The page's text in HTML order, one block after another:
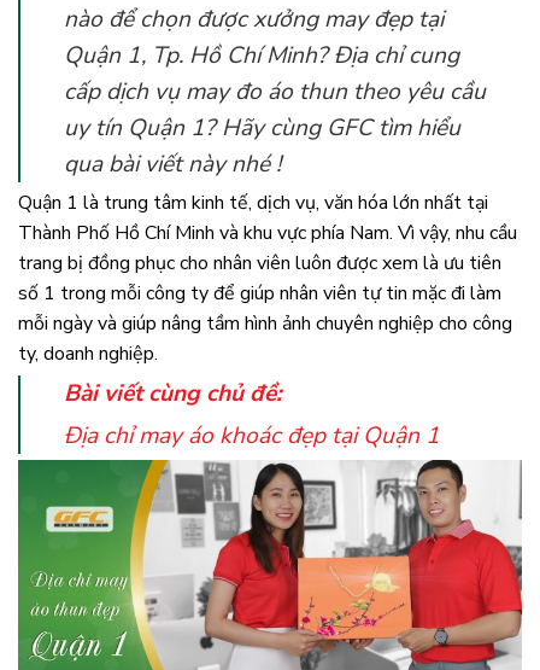
nào để chọn được xưởng may đẹp tại
Quận 1, Tp. Hồ Chí Minh? Địa chỉ cung
cấp dịch vụ may đo áo thun theo yêu cầu
uy tín Quận 1? Hãy cùng GFC tìm hiểu
qua bài viết này nhé !
Quận 1 là trung tâm kinh tế, dịch vụ, văn hóa lớn nhất tại
Thành Phố Hồ Chí Minh và khu vực phía Nam. Vì vậy, nhu cầu
trang bị đồng phục cho nhân viên luôn được xem là ưu tiên
số 1 trong mỗi công ty để giúp nhân viên tự tin mặc đi làm
mỗi ngày và giúp nâng tầm hình ảnh chuyên nghiệp cho công
ty, doanh nghiệp.
Bài viết cùng chủ đề:
Địa chỉ may áo khoác đẹp tại Quận 1